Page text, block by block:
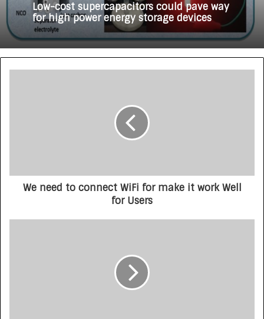
Low-cost supercapacitors could pave way
for high power energy storage devices
We need to connect WiFi for make it work Well
for Users